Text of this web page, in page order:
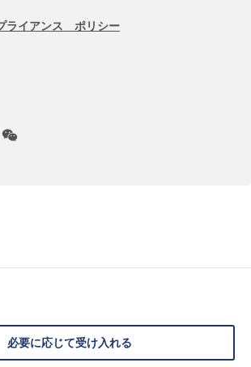
必要に応じて受け入れる
ライアンス ポリシー
WeChat